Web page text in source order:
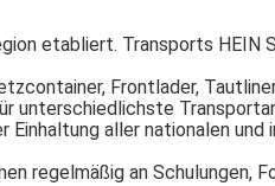
etabliert. Transports
Frontlader,
unterschiedlichste
aller nationalen
regelmäßig an Schulungen,